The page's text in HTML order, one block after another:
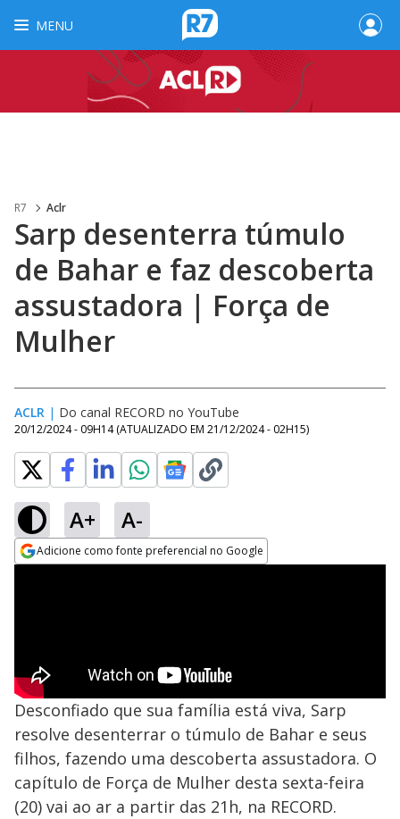
MENU
R7 Aclr
Sarp desenterra túmulo
de Bahar e faz descoberta
assustadora | Força de
Mulher
ACLR | Do canal RECORD no YouTube
20/12/2024 - 09H14 (ATUALIZADO EM 21/12/2024 - 02H15)
A+ A-
Adicione como fonte preferencial no Google
Desconfiado que sua família está viva, Sarp
resolve desenterrar o túmulo de Bahar e seus
filhos, fazendo uma descoberta assustadora. O
capítulo de Força de Mulher desta sexta-feira
(20) vai ao ar a partir das 21h, na RECORD.